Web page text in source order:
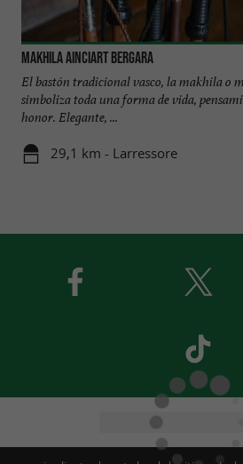
Makhila Ainciart Bergara
El bastón tradicional vasco, la makhila o
simboliza toda una forma de vida,
honor. Elegante, ...
29,1 km - Larressore